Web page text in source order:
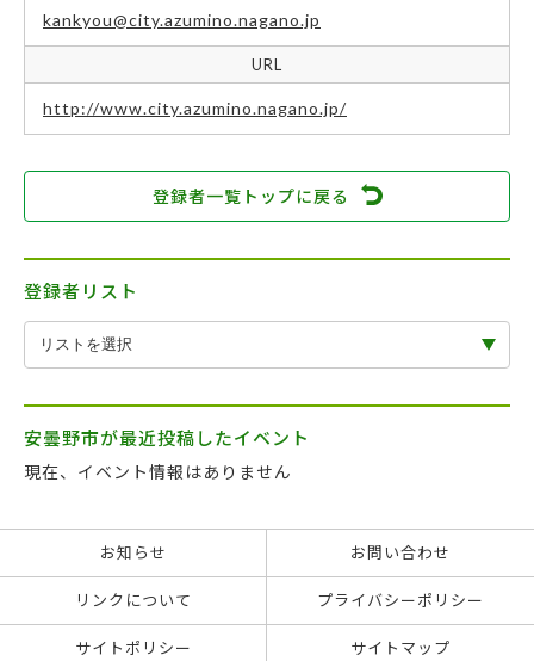
kankyou@city.azumino.nagano.jp
URL
http://www.city.azumino.nagano.jp/
登録者一覧トップに戻る
登録者リスト
安曇野市が最近投稿したイベント
現在、イベント情報はありません
お知らせ お問い合わせ
リンクについて プライバシーポリシー
サイトポリシー サイトマップ